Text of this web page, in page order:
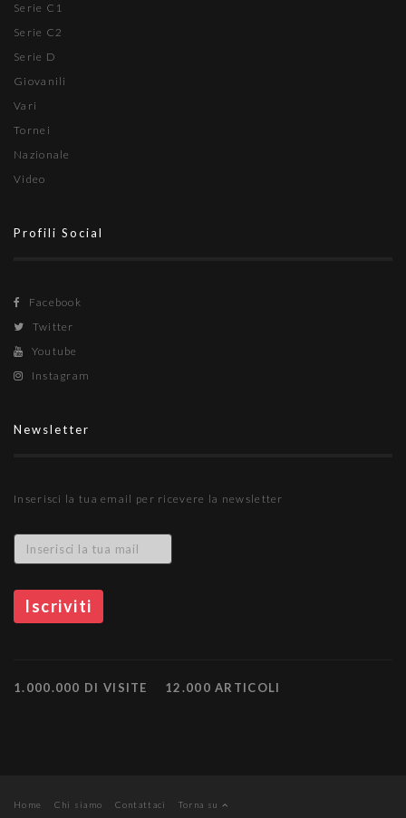
Serie C1
Serie C2
Serie D
Giovanili
Vari
Tornei
Nazionale
Video
Profili Social
Facebook
Twitter
Youtube
Instagram
Newsletter
Inserisci la tua email per ricevere la newsletter
1.000.000 DI VISITE 12.000 ARTICOLI
Home Chi siamo Contattaci Torna su